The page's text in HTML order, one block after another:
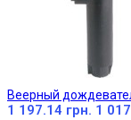
Веерный
1 197.14 грн. 1